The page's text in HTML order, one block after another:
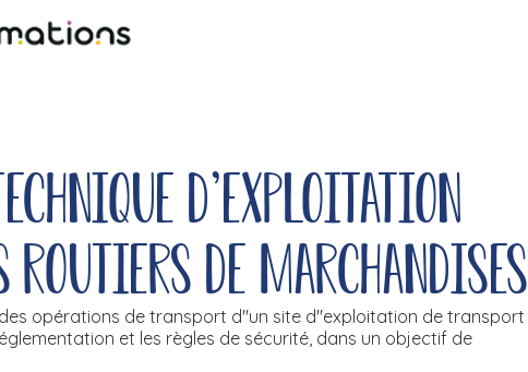
d'exploitation
de marchandises
opérations de transport d''un site d''exploitation de transport
et les règles de sécurité, dans un objectif de